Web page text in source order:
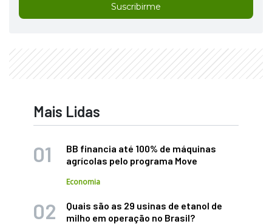
Suscribirme
Mais Lidas
BB financia até 100% de máquinas
agrícolas pelo programa Move
Economia
Quais são as 29 usinas de etanol de
milho em operação no Brasil?